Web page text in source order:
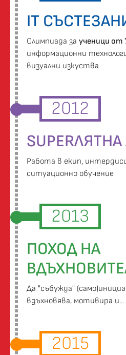
IT
Oлимпиада за ученици от
информационни
визуални изкуства
2012
Работа в екип,
ситуационно обучение
2013
ПОХОД НА
Да "събужда"
вдъхновява, мотивира и...
2015